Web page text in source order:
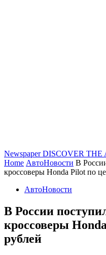
Newspaper DISCOVER THE
Home АвтоНовости В
кроссоверы Honda Pilot по
АвтоНовости
В России
кроссоверы
рублей